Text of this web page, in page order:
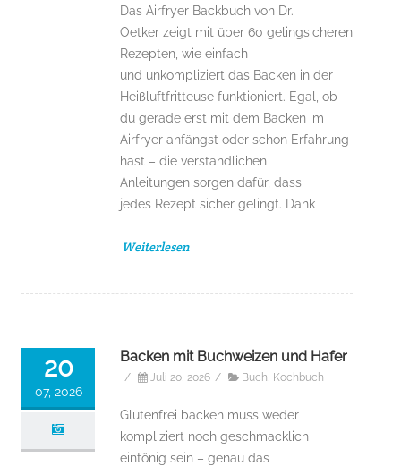
Das Airfryer Backbuch von Dr.
Oetker zeigt mit über 60 gelingsicheren
Rezepten, wie einfach
und unkompliziert das Backen in der
Heißluftfritteuse funktioniert. Egal, ob
du gerade erst mit dem Backen im
Airfryer anfängst oder schon Erfahrung
hast – die verständlichen
Anleitungen sorgen dafür, dass
jedes Rezept sicher gelingt. Dank
Weiterlesen
20
07, 2026
Backen mit Buchweizen und Hafer
/ Juli 20, 2026 / Buch, Kochbuch
Glutenfrei backen muss weder
kompliziert noch geschmacklich
eintönig sein – genau das